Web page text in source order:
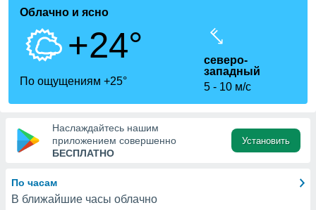
Вы можете
к этому
доступ
Облачно и ясно
+24°
По ощущениям +25°
северо-
западный
5
10 м/с
Наслаждайтесь нашим
приложением совершенно
БЕСПЛАТНО
Установить
По часам
В ближайшие часы облачно